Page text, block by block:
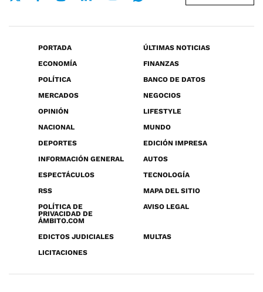
PORTADA
ÚLTIMAS NOTICIAS
ECONOMÍA
FINANZAS
POLÍTICA
BANCO DE DATOS
MERCADOS
NEGOCIOS
OPINIÓN
LIFESTYLE
NACIONAL
MUNDO
DEPORTES
EDICIÓN IMPRESA
INFORMACIÓN GENERAL
AUTOS
ESPECTÁCULOS
TECNOLOGÍA
RSS
MAPA DEL SITIO
POLÍTICA DE
PRIVACIDAD DE
ÁMBITO.COM
AVISO LEGAL
EDICTOS JUDICIALES
MULTAS
LICITACIONES